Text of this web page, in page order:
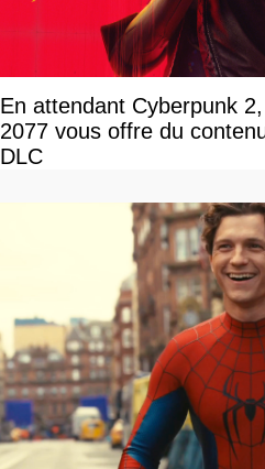
En attendant Cyberpunk
2077 vous offre du
DLC